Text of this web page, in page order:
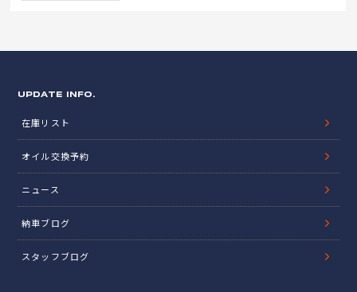
UPDATE INFO.
在庫リスト
オイル交換予約
ニュース
納車ブログ
スタッフブログ